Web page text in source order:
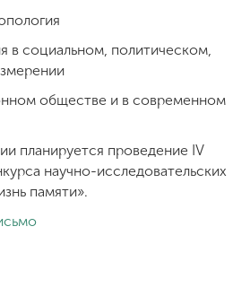
в социальном, политическом,
обществе и в современном
планируется проведение IV
научно-исследовательских
памяти».